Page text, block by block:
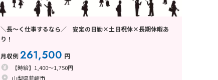
＼長～く仕事するなら／ 安定の日勤×土日祝休×長期休暇あ
り！
月収例261,500 円
【時給】1,400～1,750円
山梨県韮崎市